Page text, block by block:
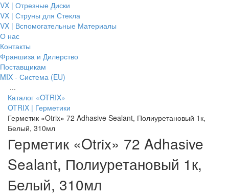
VX | Отрезные Диски
VX | Струны для Стекла
VX | Вспомогательные Материалы
О нас
Контакты
Франшиза и Дилерство
Поставщикам
MIX - Система (EU)
...
Каталог «OTRIX»
OTRIX | Герметики
Герметик «Otrix» 72 Adhasive Sealant, Полиуретановый 1к,
Белый, 310мл
Герметик «Otrix» 72 Adhasive
Sealant, Полиуретановый 1к,
Белый, 310мл